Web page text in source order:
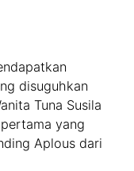
disuguhkan
Tuna Susila
yang
Aplous dari